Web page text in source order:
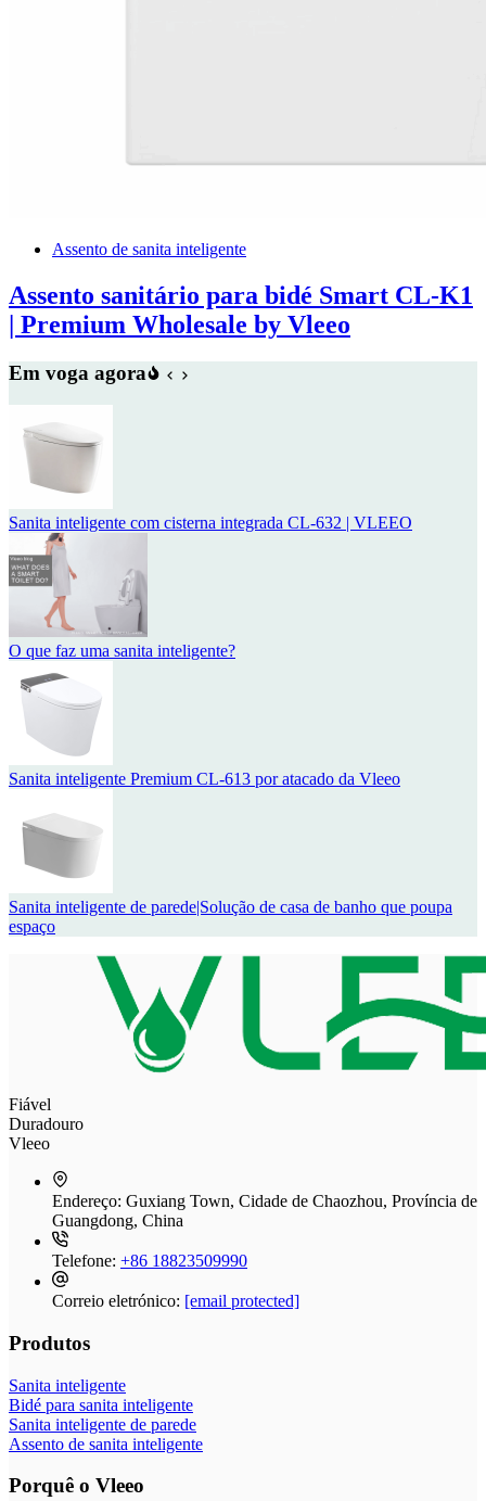
Assento de sanita inteligente
Assento sanitário para bidé Smart CL-K1
| Premium Wholesale by Vleeo
Em voga agora
Sanita inteligente com cisterna integrada CL-632 | VLEEO
O que faz uma sanita inteligente?
Sanita inteligente Premium CL-613 por atacado da Vleeo
Sanita inteligente de parede|Solução de casa de banho que poupa
espaço
Fiável
Duradouro
Vleeo
Endereço: Guxiang Town, Cidade de Chaozhou, Província de
Guangdong, China
Telefone: +86 18823509990
Correio eletrónico: [email protected]
Produtos
Sanita inteligente
Bidé para sanita inteligente
Sanita inteligente de parede
Assento de sanita inteligente
Porquê o Vleeo